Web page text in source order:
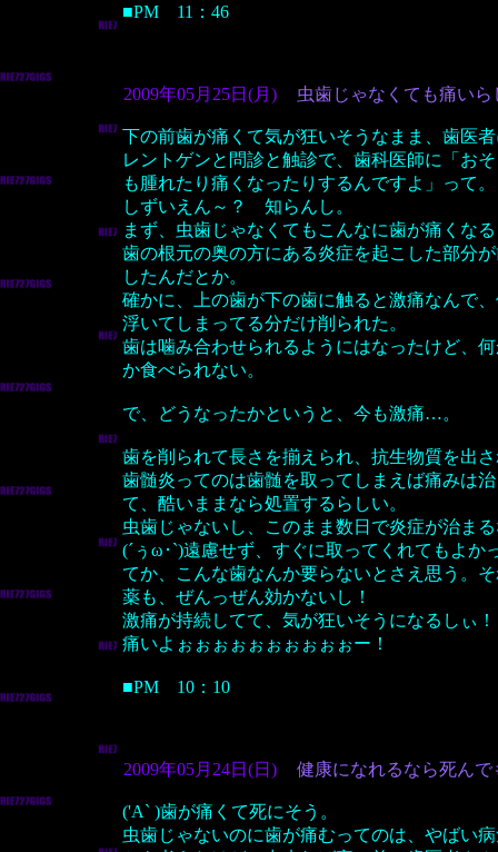
■PM 11：46
2009年05月25日(月) 虫歯じゃなくても痛いら
下の前歯が痛くて気が狂いそうなまま、歯医
レントゲンと問診と触診で、歯科医師に「お
も腫れたり痛くなったりするんですよ」って。
しずいえん～？ 知らんし。
まず、虫歯じゃなくてもこんなに歯が痛くな
歯の根元の奥の方にある炎症を起こした部分
したんだとか。
確かに、上の歯が下の歯に触ると激痛なんで
浮いてしまってる分だけ削られた。
歯は噛み合わせられるようにはなったけど、
か食べられない。
で、どうなったかというと、今も激痛…。
歯を削られて長さを揃えられ、抗生物質を出
歯髄炎ってのは歯髄を取ってしまえば痛みは
て、酷いままなら処置するらしい。
虫歯じゃないし、このまま数日で炎症が治ま
(´ぅω･`)遠慮せず、すぐに取ってくれてもよか
てか、こんな歯なんか要らないとさえ思う。
薬も、ぜんっぜん効かないし！
激痛が持続してて、気が狂いそうになるしぃ！
痛いよぉぉぉぉぉぉぉぉぉぉー！
■PM 10：10
2009年05月24日(日) 健康になれるなら死んで
('A` )歯が痛くて死にそう。
虫歯じゃないのに歯が痛むってのは、やばい